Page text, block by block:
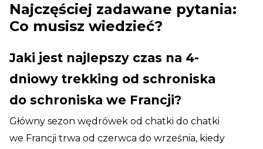
Najczęściej zadawane pytania:
Co musisz wiedzieć?
Jaki jest najlepszy czas na 4-
dniowy trekking od schroniska
do schroniska we Francji?
Główny sezon wędrówek od chatki do chatki
we Francji trwa od czerwca do września, kiedy